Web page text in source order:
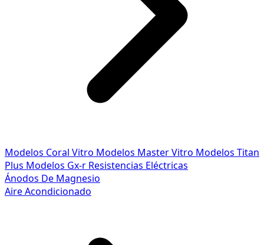
Modelos Coral Vitro Modelos Master Vitro Modelos Titan
Plus Modelos Gx-r Resistencias Eléctricas
Ánodos De Magnesio
Aire Acondicionado